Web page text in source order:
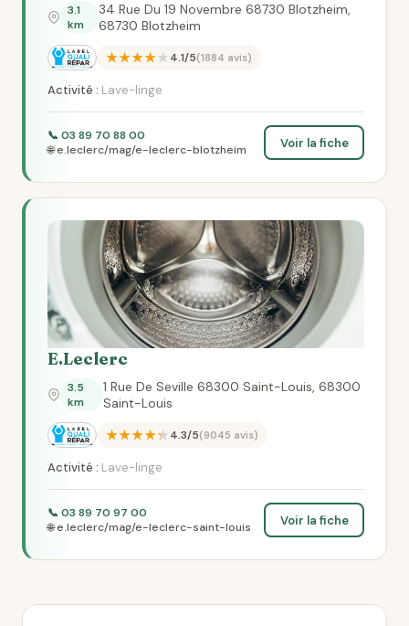
3.1
km
34 Rue Du 19 Novembre 68730 Blotzheim,
68730 Blotzheim
★★★★★4.1/5(1884 avis)
Activité : Lave-linge
📞 03 89 70 88 00
🌐 e.leclerc/mag/e-leclerc-blotzheim
Voir la fiche
E.Leclerc
3.5
km
1 Rue De Seville 68300 Saint-Louis, 68300
Saint-Louis
★★★★★4.3/5(9045 avis)
Activité : Lave-linge
📞 03 89 70 97 00
🌐 e.leclerc/mag/e-leclerc-saint-louis
Voir la fiche